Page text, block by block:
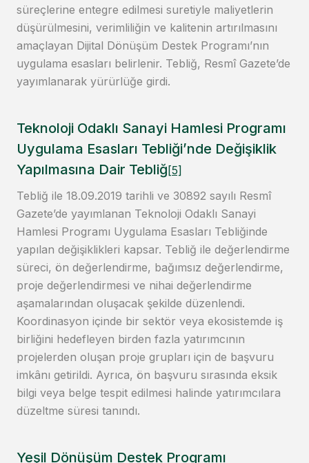
süreçlerine entegre edilmesi suretiyle maliyetlerin
düşürülmesini, verimliliğin ve kalitenin artırılmasını
amaçlayan Dijital Dönüşüm Destek Programı’nın
uygulama esasları belirlenir. Tebliğ, Resmî Gazete’de
yayımlanarak yürürlüğe girdi.
Teknoloji Odaklı Sanayi Hamlesi Programı
Uygulama Esasları Tebliği’nde Değişiklik
Yapılmasına Dair Tebliğ [5]
Tebliğ ile 18.09.2019 tarihli ve 30892 sayılı Resmî
Gazete’de yayımlanan Teknoloji Odaklı Sanayi
Hamlesi Programı Uygulama Esasları Tebliğinde
yapılan değişiklikleri kapsar. Tebliğ ile değerlendirme
süreci, ön değerlendirme, bağımsız değerlendirme,
proje değerlendirmesi ve nihai değerlendirme
aşamalarından oluşacak şekilde düzenlendi.
Koordinasyon içinde bir sektör veya ekosistemde iş
birliğini hedefleyen birden fazla yatırımcının
projelerden oluşan proje grupları için de başvuru
imkânı getirildi. Ayrıca, ön başvuru sırasında eksik
bilgi veya belge tespit edilmesi halinde yatırımcılara
düzeltme süresi tanındı.
Yeşil Dönüşüm Destek Programı